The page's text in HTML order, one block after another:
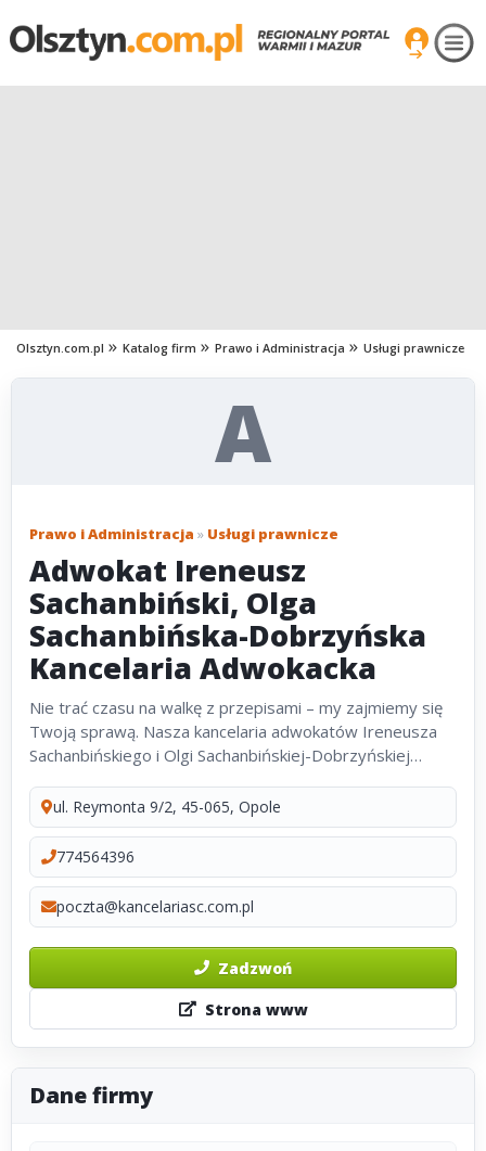
Olsztyn.com.pl Katalog firm Prawo i Administracja Usługi prawnicze
A
Prawo i Administracja » Usługi prawnicze
Adwokat Ireneusz
Sachanbiński, Olga
Sachanbińska-Dobrzyńska
Kancelaria Adwokacka
Nie trać czasu na walkę z przepisami – my zajmiemy się
Twoją sprawą. Nasza kancelaria adwokatów Ireneusza
Sachanbińskiego i Olgi Sachanbińskiej-Dobrzyńskiej
rodzinnym. Pomagamy w dochodzeniu...
ul. Reymonta 9/2, 45-065, Opole
774564396
poczta@kancelariasc.com.pl
Zadzwoń
Strona www
Dane firmy